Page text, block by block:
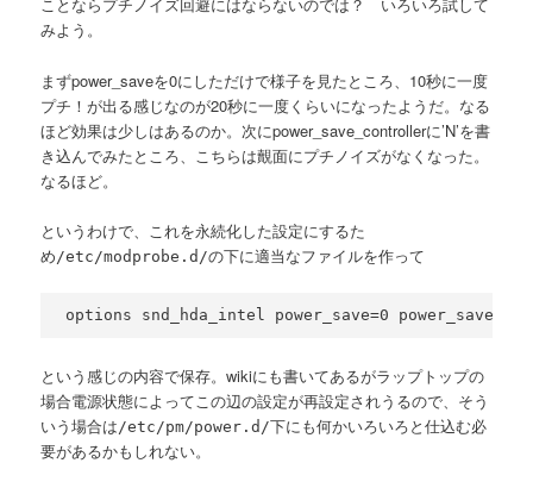
ことならプチノイズ回避にはならないのでは？ いろいろ試して
みよう。
まずpower_saveを0にしただけで様子を見たところ、10秒に一度
プチ！が出る感じなのが20秒に一度くらいになったようだ。なる
ほど効果は少しはあるのか。次にpower_save_controllerに’N’を書
き込んでみたところ、こちらは覿面にプチノイズがなくなった。
なるほど。
というわけで、これを永続化した設定にするた
め /etc/modprobe.d/の下に適当なファイルを作って
options snd_hda_intel power_save=0
という感じの内容で保存。wikiにも書いてあるがラップトップの
場合電源状態によってこの辺の設定が再設定されうるので、そう
いう場合は/etc/pm/power.d/下にも何かいろいろと仕込む必
要があるかもしれない。